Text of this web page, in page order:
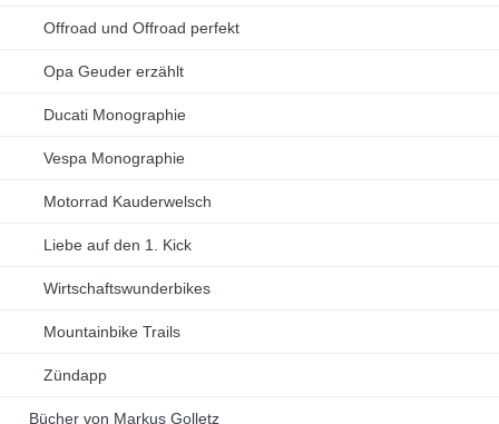
Offroad und Offroad perfekt
Opa Geuder erzählt
Ducati Monographie
Vespa Monographie
Motorrad Kauderwelsch
Liebe auf den 1. Kick
Wirtschaftswunderbikes
Mountainbike Trails
Zündapp
Bücher von Markus Golletz